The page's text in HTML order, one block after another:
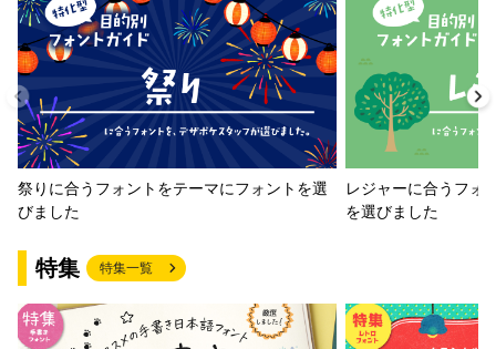
祭りに合うフォントをテーマにフォントを選
びました
レジャーに合うフォ
を選びました
特集 特集一覧